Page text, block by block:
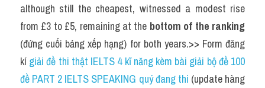
although still the cheapest, witnessed a modest rise
from £3 to £5, remaining at the bottom of the ranking
(đứng cuối bảng xếp hạng) for both years.>> Form đăng
kí giải đề thi thật IELTS 4 kĩ năng kèm bài giải bộ đề 100
đề PART 2 IELTS SPEAKING quý đang thi (update hàng